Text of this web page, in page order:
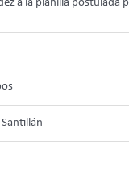
a la planilla